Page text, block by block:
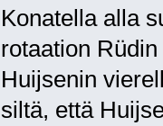
Konatella alla
rotaation
Huijsenin
siltä, että